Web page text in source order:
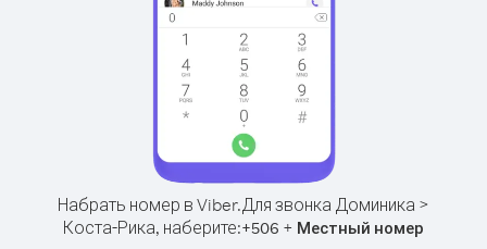
Набрать номер в Viber.Для звонка Доминика >
Коста-Рика, наберите:+506 + Местный номер